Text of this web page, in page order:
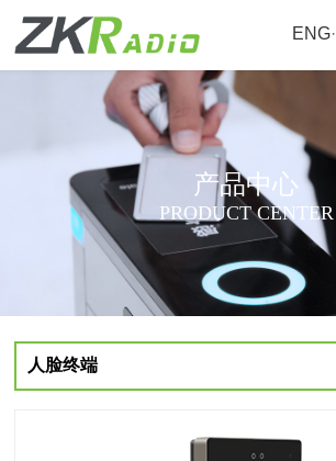
ENG·
产品中心
PRODUCT CENTER
人脸终端